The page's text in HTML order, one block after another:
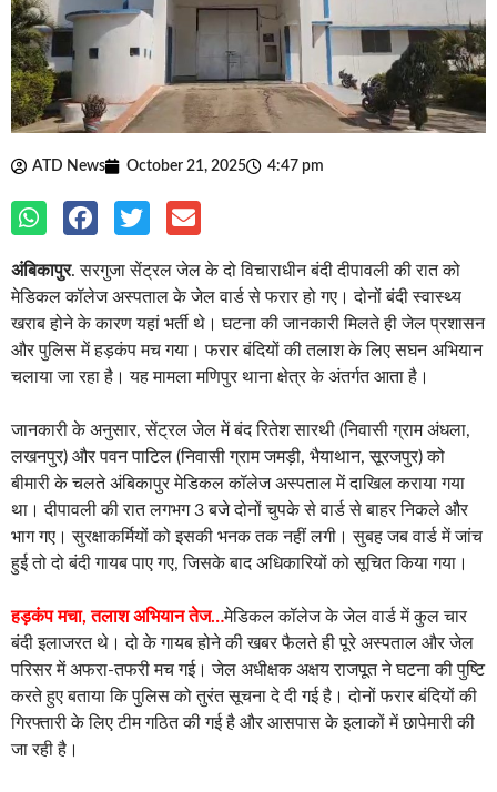
मेडिकल कॉलेज अस्पताल के जेल वार्ड से फरार हो गए। दोनों बंदी स्वास्थ्य
खराब होने के कारण यहां भर्ती थे। घटना की जानकारी मिलते ही जेल प्रशासन
और पुलिस में हड़कंप मच गया। फरार बंदियों की तलाश के लिए सघन अभियान
चलाया जा रहा है। यह मामला मणिपुर थाना क्षेत्र के अंतर्गत आता है।
लखनपुर) और पवन पाटिल (निवासी ग्राम जमड़ी, भैयाथान, सूरजपुर) को
बीमारी के चलते अंबिकापुर मेडिकल कॉलेज अस्पताल में दाखिल कराया गया
था। दीपावली की रात लगभग 3 बजे दोनों चुपके से वार्ड से बाहर निकले और
हुई तो दो बंदी गायब पाए गए, जिसके बाद अधिकारियों को सूचित किया गया।
हड़कंप मचा, तलाश अभियान तेज…मेडिकल कॉलेज के जेल वार्ड में कुल चार
बंदी इलाजरत थे। दो के गायब होने की खबर फैलते ही पूरे अस्पताल और जेल
परिसर में अफरा-तफरी मच गई। जेल अधीक्षक अक्षय राजपूत ने घटना की पुष्टि
गिरफ्तारी के लिए टीम गठित की गई है और आसपास के इलाकों में छापेमारी की
जा रही है।
फरार हुए बंदियों में रितेश सारथी को पॉक्सो एक्ट के तहत गिरफ्तार किया गया
था, जबकि पवन पाटिल एनडीपीएस एक्ट का आरोपी है। पवन को मूल रूप से
सूरजपुर जेल से अंबिकापुर स्थानांतरित किया गया था। पुलिस अधिकारियों का
भागने के रूट का पता लगाया जा सके।
एक पखवाड़े में दूसरी ऐसी घटना…यह घटना पिछले एक पखवाड़े में बंदियों के
फरार होने की दूसरी वारदात है। इससे पहले 4 अक्टूबर को बिलासपुर जिले के
मस्तूरी थाना क्षेत्र के ग्राम मल्हार निवासी मुकेश कांत जेल वार्ड से भाग निकला
था। हत्या के मामले में सजायाफ्ता मुकेश को बिलासपुर जेल से अंबिकापुर शिफ्ट